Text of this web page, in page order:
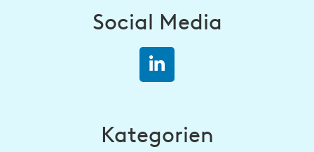
Social Media
Kategorien